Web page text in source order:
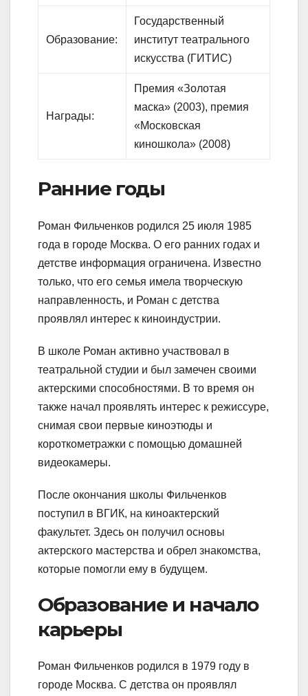
Образование:
Государственный
институт театрального
искусства (ГИТИС)
Награды:
Премия «Золотая
маска» (2003), премия
«Московская
киношкола» (2008)
Ранние годы
Роман Фильченков родился 25 июля 1985
года в городе Москва. О его ранних годах и
детстве информация ограничена. Известно
только, что его семья имела творческую
направленность, и Роман с детства
проявлял интерес к киноиндустрии.
В школе Роман активно участвовал в
театральной студии и был замечен своими
актерскими способностями. В то время он
также начал проявлять интерес к режиссуре,
снимая свои первые киноэтюды и
короткометражки с помощью домашней
видеокамеры.
После окончания школы Фильченков
поступил в ВГИК, на киноактерский
факультет. Здесь он получил основы
актерского мастерства и обрел знакомства,
которые помогли ему в будущем.
Образование и начало
карьеры
Роман Фильченков родился в 1979 году в
городе Москва. С детства он проявлял